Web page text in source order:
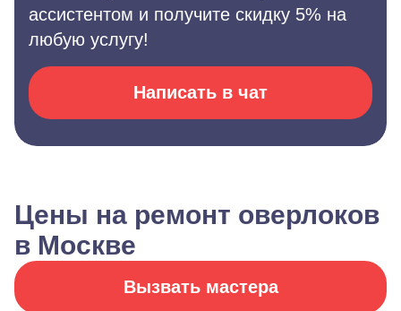
ассистентом и получите скидку 5% на
любую услугу!
Написать в чат
Цены на ремонт оверлоков
в Москве
Вызвать мастера